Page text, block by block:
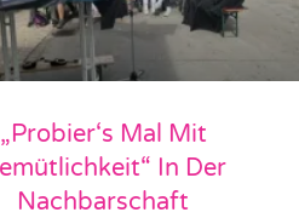
„Probier‘s Mal Mit
In Der
Nachbarschaft